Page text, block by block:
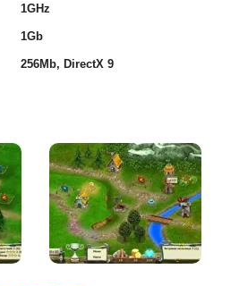
1GHz
1Gb
256Mb, DirectX 9